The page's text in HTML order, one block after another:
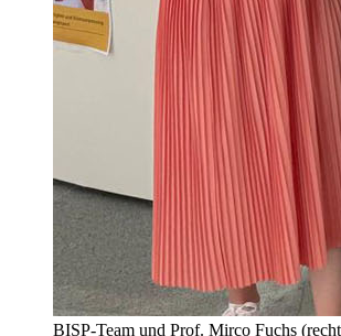
BISP-Team und Prof. Mirco Fuchs